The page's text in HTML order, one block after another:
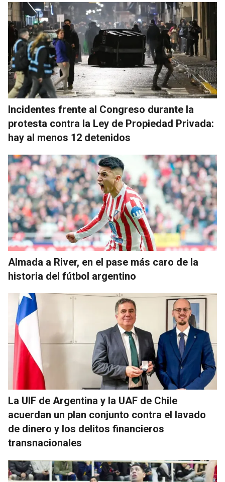
Incidentes frente al Congreso durante la
protesta contra la Ley de Propiedad Privada:
hay al menos 12 detenidos
Almada a River, en el pase más caro de la
historia del fútbol argentino
La UIF de Argentina y la UAF de Chile
acuerdan un plan conjunto contra el lavado
de dinero y los delitos financieros
transnacionales